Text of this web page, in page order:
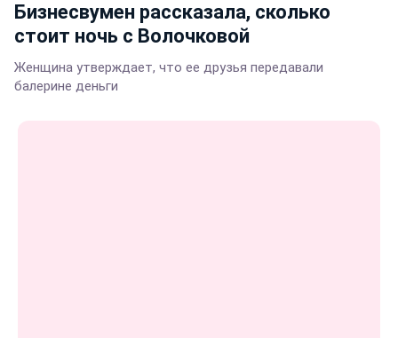
Бизнесвумен рассказала, сколько
стоит ночь с Волочковой
Женщина утверждает, что ее друзья передавали
балерине деньги